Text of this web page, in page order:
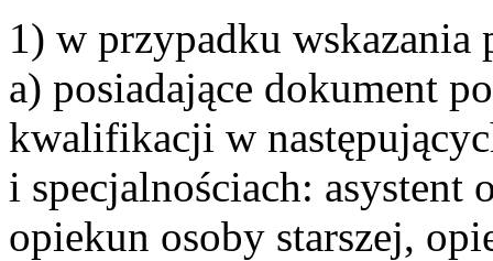
1) w przypadku wskazania
a) posiadające dokument
kwalifikacji w
i specjalnościach: asystent
opiekun osoby starszej,